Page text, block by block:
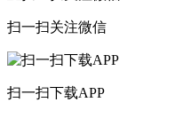
扫一扫关注微信
扫一扫下载APP